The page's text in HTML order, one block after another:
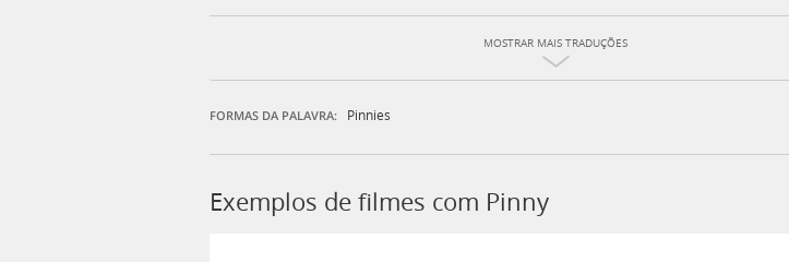
MOSTRAR MAIS TRADUÇÕES
FORMAS DA PALAVRA: Pinnies
Exemplos de filmes com Pinny